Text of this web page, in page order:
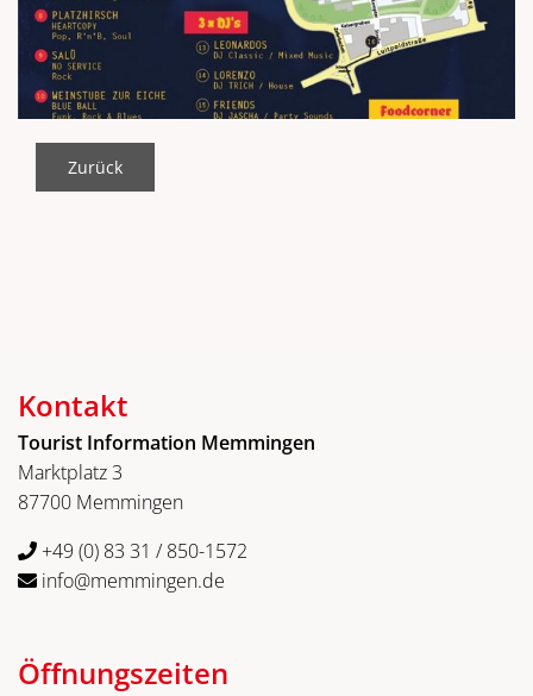
Zurück
Kontakt
Tourist Information Memmingen
Marktplatz 3
87700 Memmingen
+49 (0) 83 31 / 850-1572
info@memmingen.de
Öffnungszeiten